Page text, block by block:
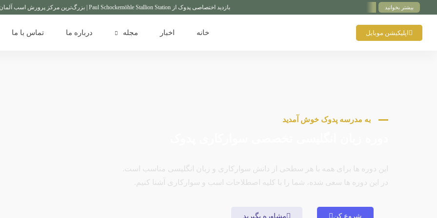
بیشتر بخوانید بازدید اختصاصی پدوک از Paul Schockemöhle Stallion Station | بزرگ‌ترین مرکز پرورش اسب آلمان
اپلیکیشن موبایل خانه اخبار مجله درباره ما تماس با ما
به مدرسه پدوک خوش آمدید
این دوره ها برای همه با هر سطحی از دانش سوارکاری و زبان انگلیسی مناسب است.
در این دوره ها سعی شده، شما را با کلیه اصطلاحات اسب و سوارکاری آشنا کنیم.
شروع کن مشاوره بگیرید